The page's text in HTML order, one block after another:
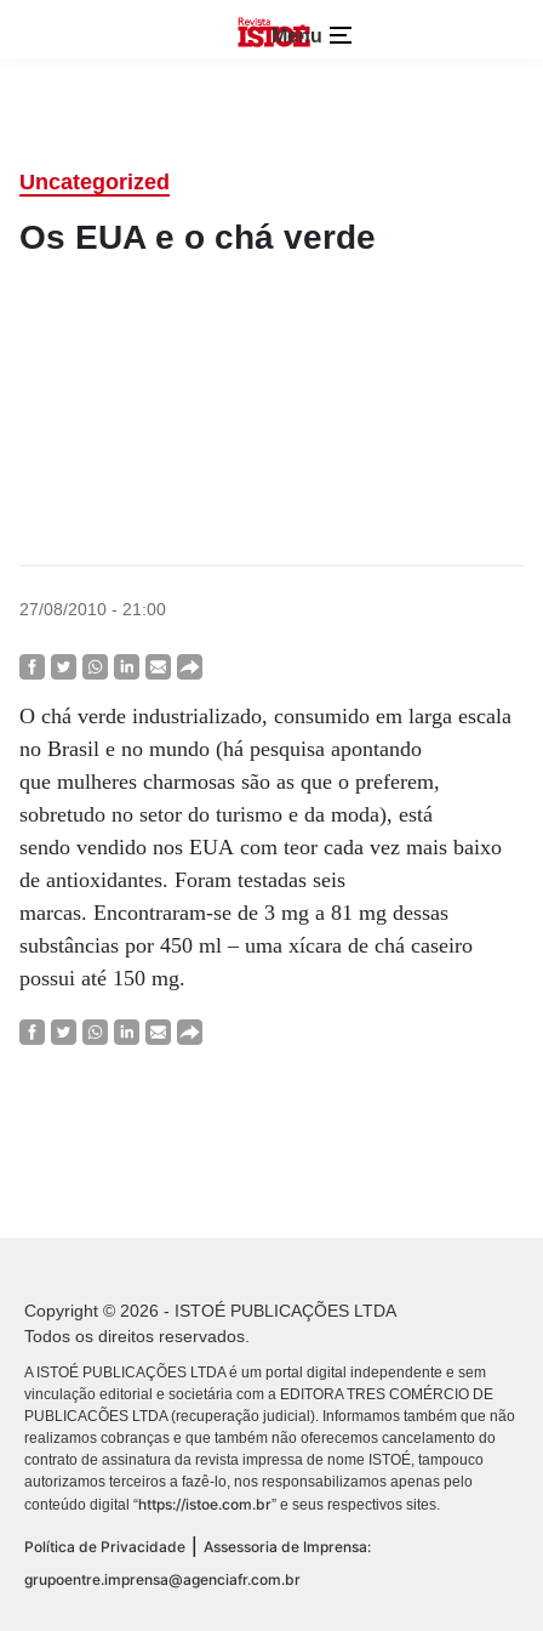
Menu
Uncategorized
Os EUA e o chá verde
27/08/2010 - 21:00
O chá verde industrializado, consumido em larga escala
no Brasil e no mundo (há pesquisa apontando
que mulheres charmosas são as que o preferem,
sobretudo no setor do turismo e da moda), está
sendo vendido nos EUA com teor cada vez mais baixo
de antioxidantes. Foram testadas seis
marcas. Encontraram-se de 3 mg a 81 mg dessas
substâncias por 450 ml – uma xícara de chá caseiro
possui até 150 mg.
Copyright © 2026 - ISTOÉ PUBLICAÇÕES LTDA
Todos os direitos reservados.
A ISTOÉ PUBLICAÇÕES LTDA é um portal digital independente e sem
vinculação editorial e societária com a EDITORA TRES COMÉRCIO DE
PUBLICACÕES LTDA (recuperação judicial). Informamos também que não
realizamos cobranças e que também não oferecemos cancelamento do
contrato de assinatura da revista impressa de nome ISTOÉ, tampouco
autorizamos terceiros a fazê-lo, nos responsabilizamos apenas pelo
conteúdo digital “https://istoe.com.br” e seus respectivos sites.
Política de Privacidade
Assessoria de Imprensa:
grupoentre.imprensa@agenciafr.com.br